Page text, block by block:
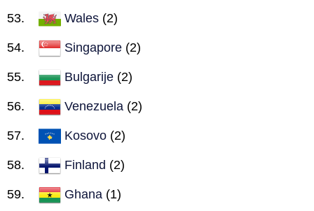
Wales (2)
Singapore (2)
Bulgarije (2)
Venezuela (2)
Kosovo (2)
Finland (2)
Ghana (1)